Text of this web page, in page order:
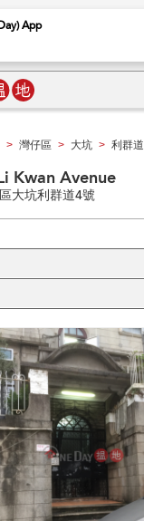
App
> 灣仔區 > 大坑 > 利群道
Kwan Avenue
大坑利群道4號